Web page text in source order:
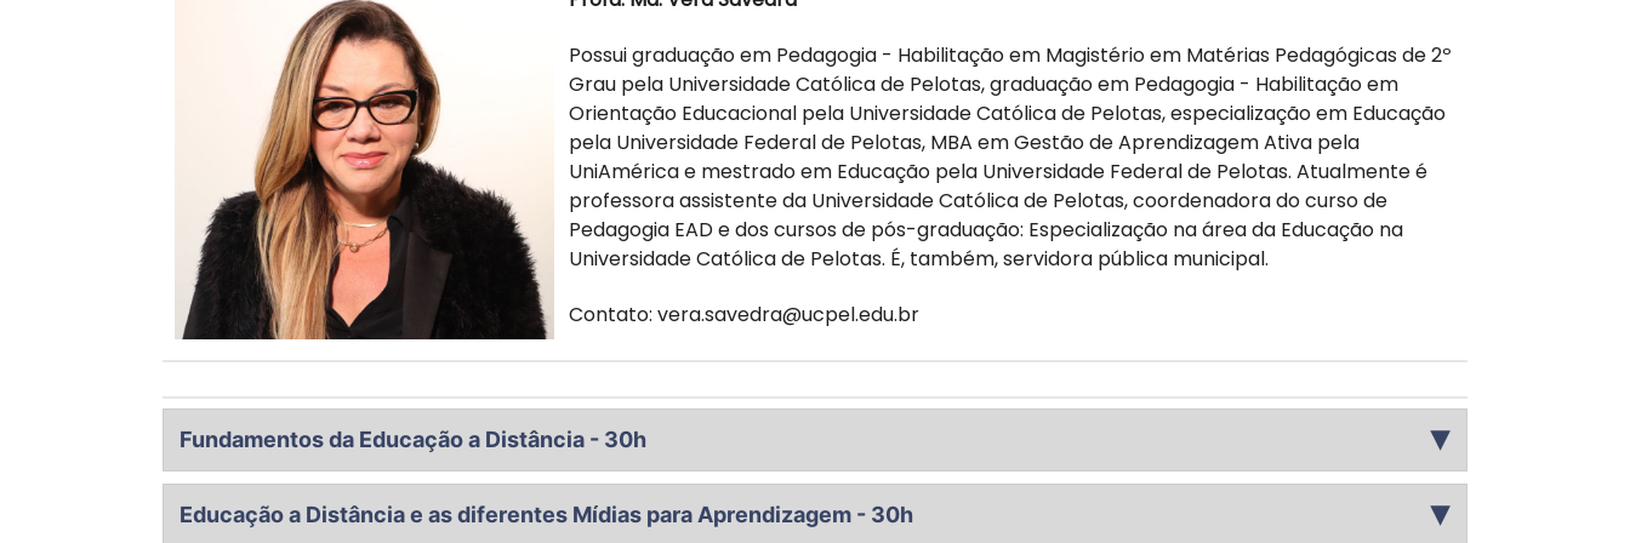
Possui graduação em Pedagogia - Habilitação em Magistério em Matérias Pedagógicas de 2º
Grau pela Universidade Católica de Pelotas, graduação em Pedagogia - Habilitação em
Orientação Educacional pela Universidade Católica de Pelotas, especialização em Educação
pela Universidade Federal de Pelotas, MBA em Gestão de Aprendizagem Ativa pela
UniAmérica e mestrado em Educação pela Universidade Federal de Pelotas. Atualmente é
professora assistente da Universidade Católica de Pelotas, coordenadora do curso de
Pedagogia EAD e dos cursos de pós-graduação: Especialização na área da Educação na
Universidade Católica de Pelotas. É, também, servidora pública municipal.
Contato: vera.savedra@ucpel.edu.br
Fundamentos da Educação a Distância - 30h ▶
Educação a Distância-EaD no Brasil; marcos da EaD no Brasil; políticas públicas voltadas para a EaD no Brasil; conteúdo em um sistema de EaD;
papel do aluno em um sistema de EaD; professor em um sistema de EaD; bases para o planejamento e a organização dos sistemas de EaD;
Educação a Distância e as diferentes Mídias para Aprendizagem - 30h ▶